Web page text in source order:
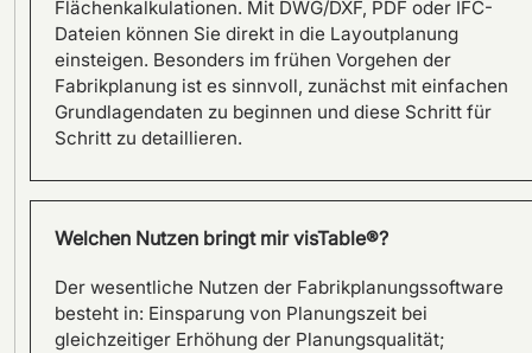
Von der Layoutplanung zur
ganzheitlichen
Fabrikbewertung – visTable®
und der Factory Beaver von
Fraunhofer Austria
Flächenkalkulationen. Mit DWG/DXF, PDF oder IFC-
Dateien können Sie direkt in die Layoutplanung
einsteigen. Besonders im frühen Vorgehen der
Fabrikplanung ist es sinnvoll, zunächst mit einfachen
Grundlagendaten zu beginnen und diese Schritt für
Schritt zu detaillieren.
Welchen Nutzen bringt mir visTable®?
Der wesentliche Nutzen der Fabrikplanungssoftware
besteht in: Einsparung von Planungszeit bei
gleichzeitiger Erhöhung der Planungsqualität;